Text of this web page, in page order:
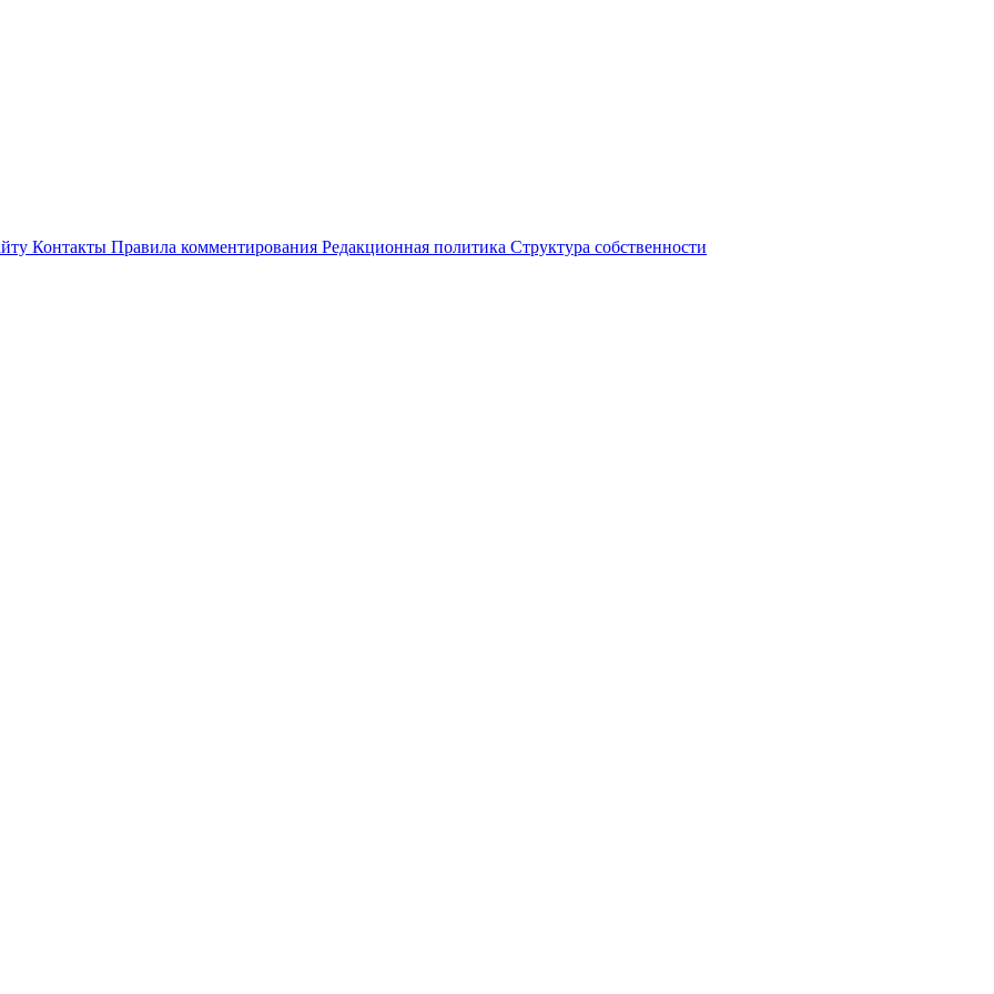
Контакты Правила комментирования Редакционная политика Структура собственности